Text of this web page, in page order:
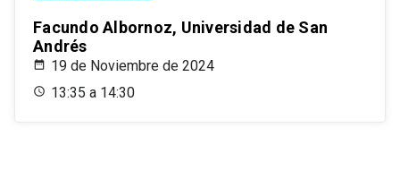
Facundo Albornoz, Universidad de San
Andrés
19 de Noviembre de 2024
13:35 a 14:30